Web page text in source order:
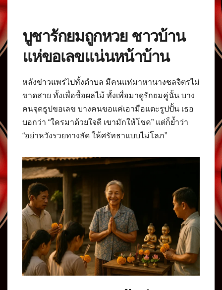
บูชารักยมถูกหวย ชาวบ้าน
แห่ขอเลขแน่นหน้าบ้าน
หลังข่าวแพร่ไปทั้งตำบล มีคนแห่มาหานางชลจิตรไม่
ขาดสาย ทั้งเพื่อซื้อผลไม้ ทั้งเพื่อมาดูรักยมคู่นั้น บาง
คนจุดธูปขอเลข บางคนขอแค่เอามือแตะรูปปั้น เธอ
บอกว่า “ใครมาด้วยใจดี เขามักให้โชค” แต่ก็ย้ำว่า
“อย่าหวังรวยทางลัด ให้ศรัทธาแบบไม่โลภ”